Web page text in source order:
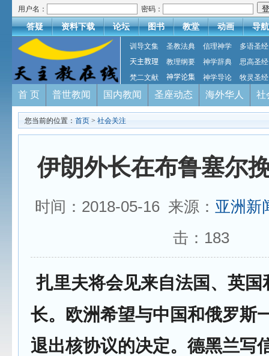
用户名： 密码：
答疑 资料下载 论坛 图书 教堂 动画 导航
训导文集 圣教法典 信理神学
多语圣经
天主教理
教理纲要 神学辞典
思高圣经
梵二文献
神学论集 神学导论 牧灵圣经
首 页 普世教闻 国内教闻 圣座动态 海外华人 社
您当前的位置： 首页 > 社会关注
伊朗外长在布鲁塞尔
时间：2018-05-16 来源： 亚洲新
击： 183
扎里夫将会见来自法国、英国
长。欧洲希望与中国和俄罗斯
退出核协议的决定。德黑兰写